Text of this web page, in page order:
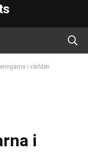
i världen
i